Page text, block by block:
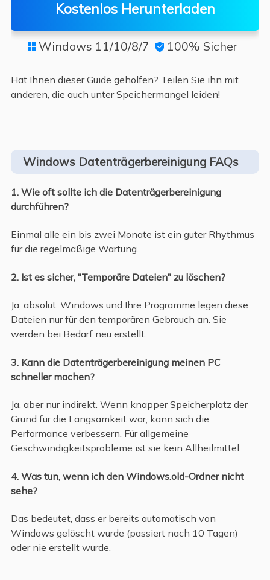
Kostenlos Herunterladen
 Windows 11/10/8/7  100% Sicher
Hat Ihnen dieser Guide geholfen? Teilen Sie ihn mit
anderen, die auch unter Speichermangel leiden!
Windows Datenträgerbereinigung FAQs
1. Wie oft sollte ich die Datenträgerbereinigung
durchführen?
Einmal alle ein bis zwei Monate ist ein guter Rhythmus
für die regelmäßige Wartung.
2. Ist es sicher, "Temporäre Dateien" zu löschen?
Ja, absolut. Windows und Ihre Programme legen diese
Dateien nur für den temporären Gebrauch an. Sie
werden bei Bedarf neu erstellt.
3. Kann die Datenträgerbereinigung meinen PC
schneller machen?
Ja, aber nur indirekt. Wenn knapper Speicherplatz der
Grund für die Langsamkeit war, kann sich die
Performance verbessern. Für allgemeine
Geschwindigkeitsprobleme ist sie kein Allheilmittel.
4. Was tun, wenn ich den Windows.old-Ordner nicht
sehe?
Das bedeutet, dass er bereits automatisch von
Windows gelöscht wurde (passiert nach 10 Tagen)
oder nie erstellt wurde.